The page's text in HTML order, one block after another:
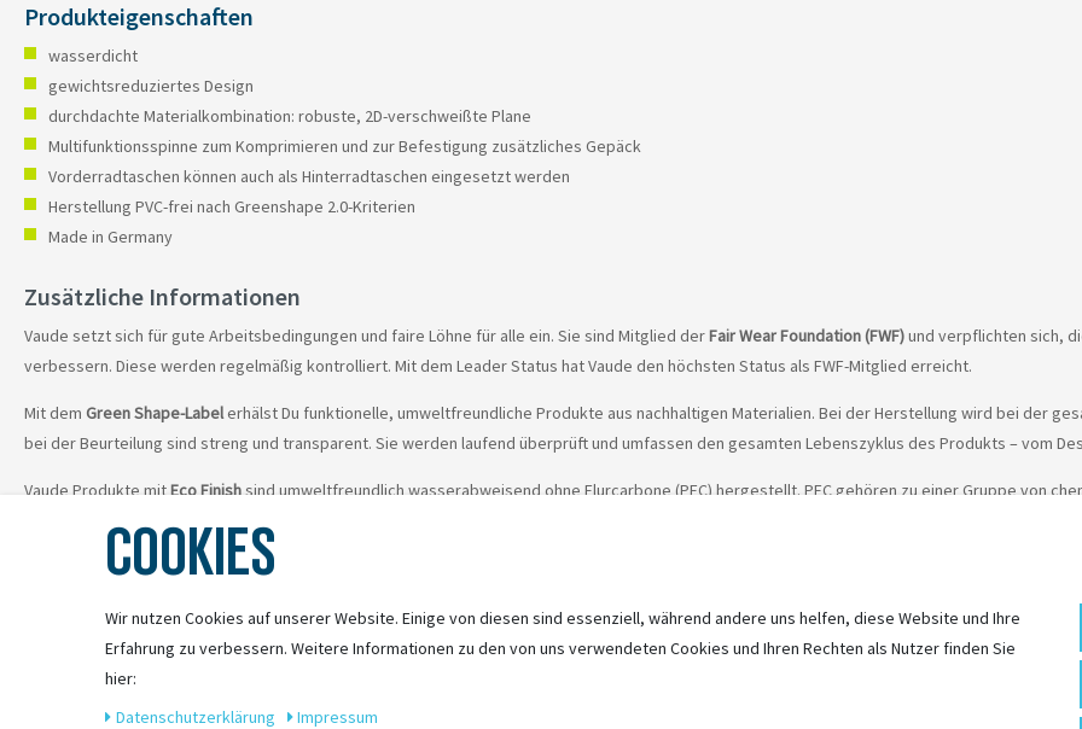
Produkteigenschaften
wasserdicht
gewichtsreduziertes Design
durchdachte Materialkombination: robuste, 2D-verschweißte Plane
Multifunktionsspinne zum Komprimieren und zur Befestigung zusätzliches Gepäck
Vorderradtaschen können auch als Hinterradtaschen eingesetzt werden
Herstellung PVC-frei nach Greenshape 2.0-Kriterien
Made in Germany
Zusätzliche Informationen
Vaude setzt sich für gute Arbeitsbedingungen und faire Löhne für alle ein. Sie sind Mitglied derFair Wear Foundation (FWF)und verpflichten sich,
verbessern. Diese werden regelmäßig kontrolliert. Mit dem Leader Status hat Vaude den höchsten Status als FWF-Mitglied erreicht.
Mit dem Green Shape-Labelerhälst Du funktionelle, umweltfreundliche Produkte aus nachhaltigen Materialien. Bei der Herstellung wird bei der
bei der Beurteilung sind streng und transparent. Sie werden laufend überprüft und umfassen den gesamten Lebenszyklus des Produkts – vom
Vaude Produkte mitEco Finishsind umweltfreundlich wasserabweisend ohne Flurcarbone (PFC) hergestellt. PFC gehören zu einer Gruppe von
Selbstverpflichtung, vollständig auf PFC zu verzichten.
Bitte beachten Sie, dass die Preise für Zubehörartikel in unserem Onlineshop von den Preisen in unserem stationären Geschäft abweichen
Aktionen, Rabattierungen und Marktbedingungen bestimmt und sind daher nicht immer identisch.
COOKIES
Wir nutzen Cookies auf unserer Website. Einige von diesen sind essenziell, während andere uns helfen, diese Website und Ihre
Erfahrung zu verbessern. Weitere Informationen zu den von uns verwendeten Cookies und Ihren Rechten als Nutzer finden Sie
hier:
Daten­schutz­erklärung
Impressum